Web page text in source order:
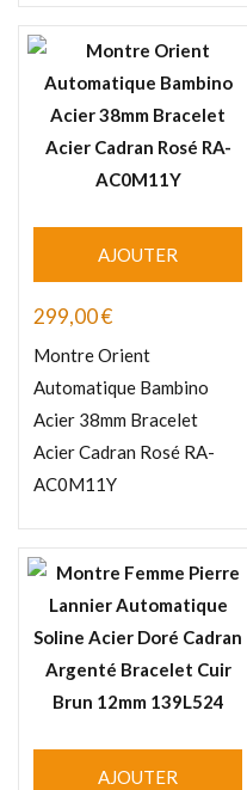
AJOUTER
299,00€
Montre Orient
Automatique Bambino
Acier 38mm Bracelet
Acier Cadran Rosé RA-
AC0M11Y
AJOUTER